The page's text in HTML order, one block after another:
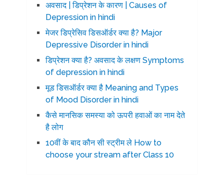
अवसाद | डिप्रेशन के कारण | Causes of
Depression in hindi
मेजर डिप्रेसिव डिसऑर्डर क्या है? Major
Depressive Disorder in hindi
डिप्रेशन क्या है? अवसाद के लक्षण Symptoms
of depression in hindi
मूड डिसऑर्डर क्या है Meaning and Types
of Mood Disorder in hindi
कैसे मानसिक समस्या को ऊपरी हवाओं का नाम देते
है लोग
10वीं के बाद कौन सी स्ट्रीम ले How to
choose your stream after Class 10